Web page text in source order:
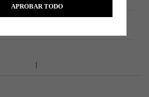
APROBAR TODO